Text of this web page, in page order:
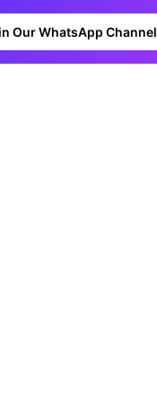
Our WhatsApp Channel